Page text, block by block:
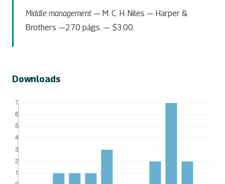
Middle management— M. C. H. Niles — Harper &
Brothers —270 págs. — $3.00.
Downloads